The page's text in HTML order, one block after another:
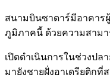
สนามบินซาดาร์มีอาคาร
ภูมิภาคนี้ ด้วยความสาม
เปิดดำเนินการในช่วงป
มายังชายฝั่งอาเดรียติกที่